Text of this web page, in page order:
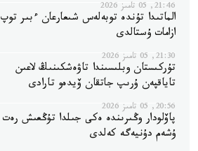
21:46, 05 تامىز 2026
الماتىدا تۇندە توبەلەس شىعارعان ءبىر توپ
ازامات ۇستالدى
21:30, 05 تامىز 2026
تۇركىستان وبلىسىندا تاۋەشكىنىڭ لاعىن
تاياقپەن ۇرىپ جاتقان ۆيدەو تارادى
20:56, 05 تامىز 2026
پاۆلودار وڭىرىندە ەكى جىلدا تۇڭعىش رەت
ۇشەم دۇنيەگە كەلدى